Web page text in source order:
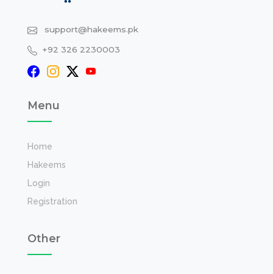
support@hakeems.pk
+92 326 2230003
Menu
Home
Hakeems
Login
Registration
Other